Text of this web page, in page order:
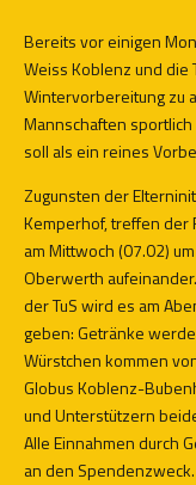
Bereits vor einigen
Weiss Koblenz und die
Wintervorbereitung zu
Mannschaften
soll als ein reines
Zugunsten der
Kemperhof, treffen der
am Mittwoch (07.02)
Oberwerth
der TuS wird es am
geben: Getränke
Würstchen kommen
Globus Koblenz-
und Unterstützern
Alle Einnahmen durch
an den Spendenzweck.